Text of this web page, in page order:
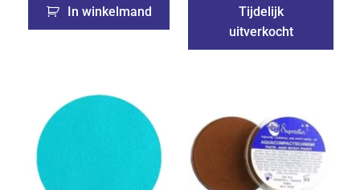
In winkelmand
Tijdelijk
uitverkocht